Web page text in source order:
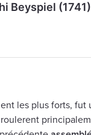
Beyspiel (1741)
les plus forts, fut